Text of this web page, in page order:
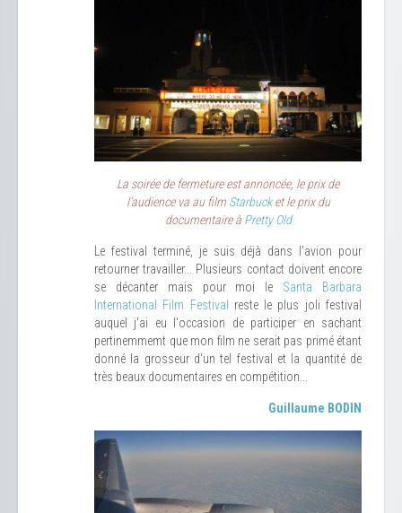
La soirée de fermeture est annoncée, le prix de
l'audience va au film Starbucket le prix du
documentaire à Pretty Old
Le festival terminé, je suis déjà dans l'avion pour
retourner travailler... Plusieurs contact doivent encore
se décanter mais pour moi le Santa Barbara
International Film Festival
reste le plus joli festival
auquel j'ai eu l'occasion de participer en sachant
pertinemmemt que mon film ne serait pas primé étant
donné la grosseur d'un tel festival et la quantité de
très beaux documentaires en compétition...
Guillaume BODIN